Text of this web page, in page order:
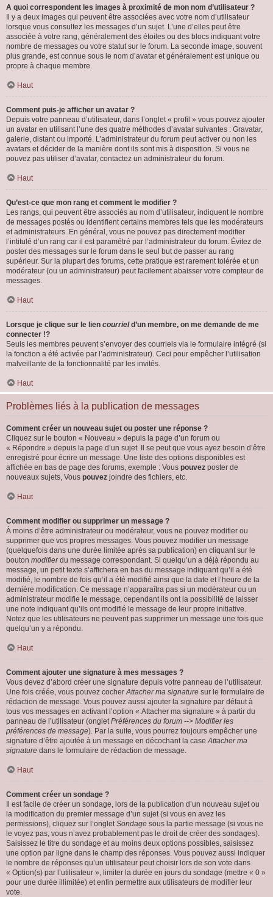
A quoi correspondent les images à proximité de mon nom d’utilisateur ?
Il y a deux images qui peuvent être associées avec votre nom d’utilisateur
lorsque vous consultez les messages d’un sujet. L’une d’elles peut être
associée à votre rang, généralement des étoiles ou des blocs indiquant votre
nombre de messages ou votre statut sur le forum. La seconde image, souvent
plus grande, est connue sous le nom d’avatar et généralement est unique ou
propre à chaque membre.
Haut
Comment puis-je afficher un avatar ?
Depuis votre panneau d’utilisateur, dans l’onglet « profil » vous pouvez ajouter
un avatar en utilisant l’une des quatre méthodes d’avatar suivantes : Gravatar,
galerie, distant ou importé. L’administrateur du forum peut activer ou non les
avatars et décider de la manière dont ils sont mis à disposition. Si vous ne
pouvez pas utiliser d’avatar, contactez un administrateur du forum.
Haut
Qu’est-ce que mon rang et comment le modifier ?
Les rangs, qui peuvent être associés au nom d’utilisateur, indiquent le nombre
de messages postés ou identifient certains membres tels que les modérateurs
et administrateurs. En général, vous ne pouvez pas directement modifier
l’intitulé d’un rang car il est paramétré par l’administrateur du forum. Évitez de
poster des messages sur le forum dans le seul but de passer au rang
supérieur. Sur la plupart des forums, cette pratique est rarement tolérée et un
modérateur (ou un administrateur) peut facilement abaisser votre compteur de
messages.
Haut
Lorsque je clique sur le lien courrield’un membre, on me demande de me
connecter !?
Seuls les membres peuvent s’envoyer des courriels via le formulaire intégré (si
la fonction a été activée par l’administrateur). Ceci pour empêcher l’utilisation
malveillante de la fonctionnalité par les invités.
Haut
Problèmes liés à la publication de messages
Comment créer un nouveau sujet ou poster une réponse ?
Cliquez sur le bouton « Nouveau » depuis la page d’un forum ou
« Répondre » depuis la page d’un sujet. Il se peut que vous ayez besoin d’être
enregistré pour écrire un message. Une liste des options disponibles est
affichée en bas de page des forums, exemple : Vous pouvez poster de
nouveaux sujets, Vous pouvez joindre des fichiers, etc.
Haut
Comment modifier ou supprimer un message ?
À moins d’être administrateur ou modérateur, vous ne pouvez modifier ou
supprimer que vos propres messages. Vous pouvez modifier un message
(quelquefois dans une durée limitée après sa publication) en cliquant sur le
bouton modifierdu message correspondant. Si quelqu’un a déjà répondu au
message, un petit texte s’affichera en bas du message indiquant qu’il a été
modifié, le nombre de fois qu’il a été modifié ainsi que la date et l’heure de la
dernière modification. Ce message n’apparaîtra pas si un modérateur ou un
administrateur modifie le message, cependant ils ont la possibilité de laisser
une note indiquant qu’ils ont modifié le message de leur propre initiative.
Notez que les utilisateurs ne peuvent pas supprimer un message une fois que
quelqu’un y a répondu.
Haut
Comment ajouter une signature à mes messages ?
Vous devez d’abord créer une signature depuis votre panneau de l’utilisateur.
Une fois créée, vous pouvez cocherAttacher ma signature sur le formulaire de
rédaction de message. Vous pouvez aussi ajouter la signature par défaut à
tous vos messages en activant l’option « Attacher ma signature » à partir du
panneau de l’utilisateur (ongletPréférences du forum --> Modifier les
préférences de message). Par la suite, vous pourrez toujours empêcher une
signature d’être ajoutée à un message en décochant la caseAttacher ma
signature dans le formulaire de rédaction de message.
Haut
Comment créer un sondage ?
Il est facile de créer un sondage, lors de la publication d’un nouveau sujet ou
la modification du premier message d’un sujet (si vous en avez les
permissions), cliquez sur l’ongletSondage sous la partie message (si vous ne
le voyez pas, vous n’avez probablement pas le droit de créer des sondages).
Saisissez le titre du sondage et au moins deux options possibles, saisissez
une option par ligne dans le champ des réponses. Vous pouvez aussi indiquer
le nombre de réponses qu’un utilisateur peut choisir lors de son vote dans
« Option(s) par l’utilisateur », limiter la durée en jours du sondage (mettre « 0 »
pour une durée illimitée) et enfin permettre aux utilisateurs de modifier leur
vote.